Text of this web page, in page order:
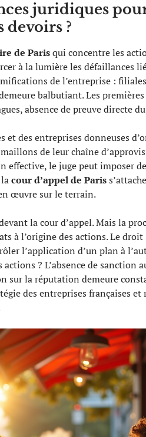
juridiques
?
de Parisqui concentre les
à la lumière les défaillances
de l’entreprise :
balbutiant. Les
absence de preuve directe
et des entreprises donneuses
de leur chaîne
effective, le juge peut imposer
cour d’appel de Paris
œuvre sur le terrain.
la cour d’appel. Mais la
à l’origine des actions. Le
l’application d’un plan à
? L’absence de sanction
sur la réputation demeure
des entreprises françaises